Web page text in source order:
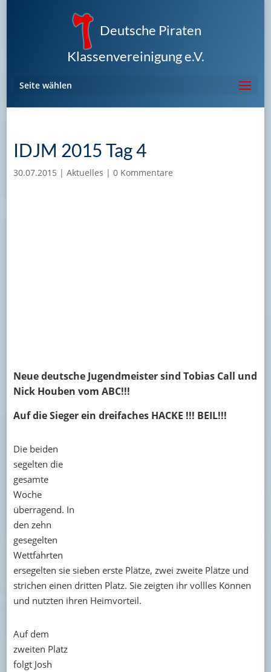
Deutsche Piraten
Klassenvereinigung e.V.
Seite wählen
IDJM 2015 Tag 4
30.07.2015 | Aktuelles | 0 Kommentare
Neue deutsche Jugendmeister sind Tobias Call und
Nick Houben vom ABC!!!
Auf die Sieger ein dreifaches HACKE !!! BEIL!!!
Die beiden
segelten die
gesamte
Woche
überragend. In
den zehn
gesegelten
Wettfahrten
ersegelten sie sieben erste Plätze, zwei zweite Plätze und
strichen einen dritten Platz. Sie zeigten ihr vollles Können
und nutzten ihren Heimvorteil.
Auf dem
zweiten Platz
folgt Josh